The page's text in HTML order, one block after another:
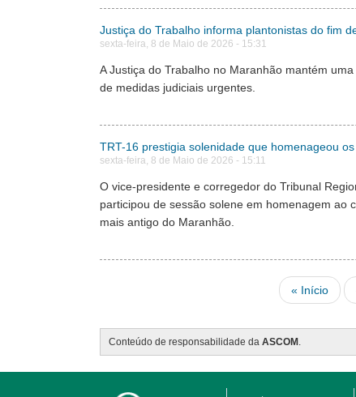
Justiça do Trabalho informa plantonistas do fim
sexta-feira, 8 de Maio de 2026 - 15:31
A Justiça do Trabalho no Maranhão mantém
de medidas judiciais urgentes.
TRT-16 prestigia solenidade que homenageou
sexta-feira, 8 de Maio de 2026 - 15:11
O vice-presidente e corregedor do Tribunal
participou de sessão solene em homenagem ao
mais antigo do Maranhão.
First page
« Início
Conteúdo de responsabilidade da ASCOM .